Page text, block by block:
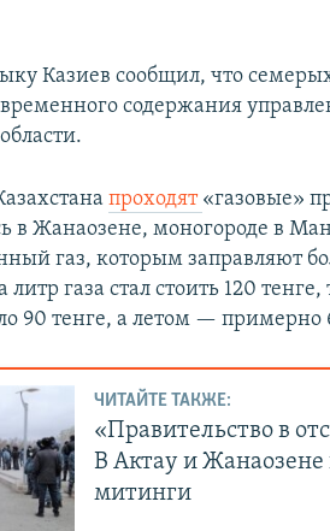
Казиев сообщил, что
содержания
проходят «газовые»
в Жанаозене, моногороде в
газ, которым заправляют
газа стал стоить 120
90 тенге, а летом — примерно
ЧИТАЙТЕ ТАКЖЕ:
«Правительство в
В Актау и
митинги